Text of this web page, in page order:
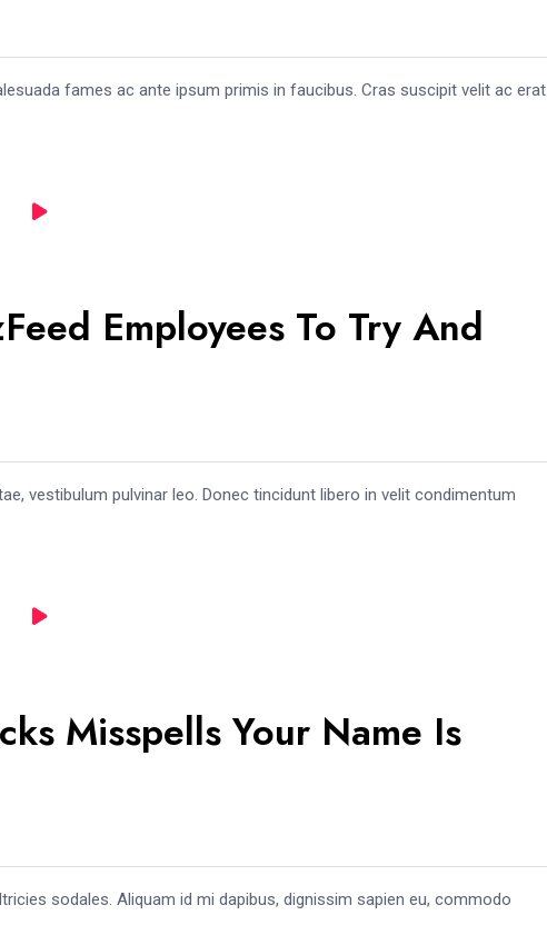
fames ac ante ipsum primis in faucibus. Cras suscipit velit ac erat
Employees To Try And
vestibulum pulvinar leo. Donec tincidunt libero in velit condimentum
Misspells Your Name Is
sodales. Aliquam id mi dapibus, dignissim sapien eu, commodo